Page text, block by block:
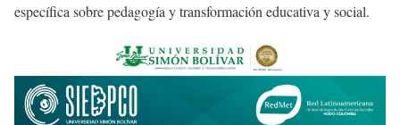
específica sobre pedagogía y transformación educativa y social.